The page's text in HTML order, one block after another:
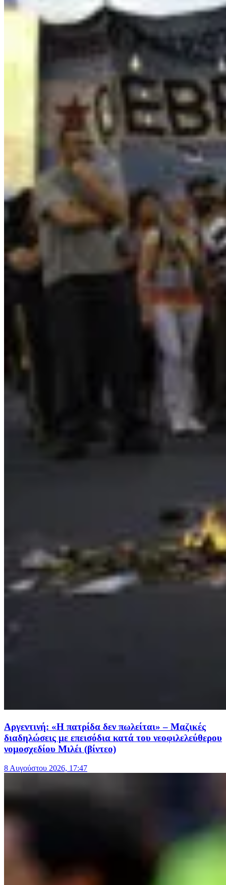
Αργεντινή: «Η πατρίδα δεν πωλείται» – Μαζικές
διαδηλώσεις με επεισόδια κατά του νεοφιλελεύθερου
νομοσχεδίου Μιλέι (βίντεο)
8 Αυγούστου 2026, 17:47